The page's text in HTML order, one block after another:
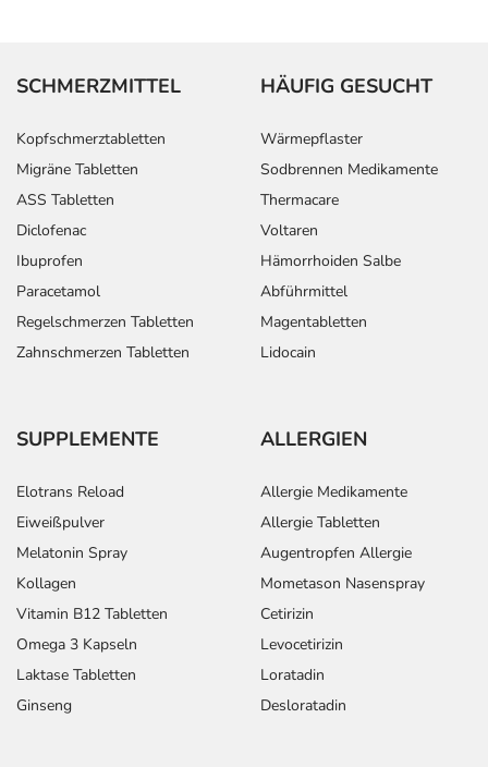
SCHMERZMITTEL
Kopfschmerztabletten
Migräne Tabletten
ASS Tabletten
Diclofenac
Ibuprofen
Paracetamol
Regelschmerzen Tabletten
Zahnschmerzen Tabletten
HÄUFIG GESUCHT
Wärmepflaster
Sodbrennen Medikamente
Thermacare
Voltaren
Hämorrhoiden Salbe
Abführmittel
Magentabletten
Lidocain
SUPPLEMENTE
Elotrans Reload
Eiweißpulver
Melatonin Spray
Kollagen
Vitamin B12 Tabletten
Omega 3 Kapseln
Laktase Tabletten
Ginseng
ALLERGIEN
Allergie Medikamente
Allergie Tabletten
Augentropfen Allergie
Mometason Nasenspray
Cetirizin
Levocetirizin
Loratadin
Desloratadin